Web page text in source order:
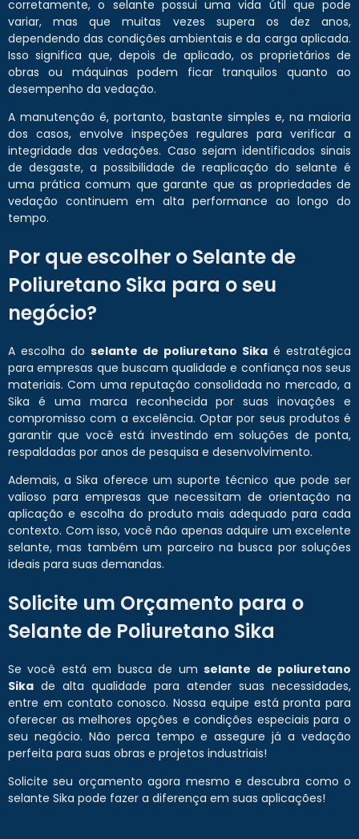
corretamente, o selante possui uma vida útil que pode
variar, mas que muitas vezes supera os dez anos,
dependendo das condições ambientais e da carga aplicada.
Isso significa que, depois de aplicado, os proprietários de
obras ou máquinas podem ficar tranquilos quanto ao
desempenho da vedação.
A manutenção é, portanto, bastante simples e, na maioria
dos casos, envolve inspeções regulares para verificar a
integridade das vedações. Caso sejam identificados sinais
de desgaste, a possibilidade de reaplicação do selante é
uma prática comum que garante que as propriedades de
vedação continuem em alta performance ao longo do
tempo.
Por que escolher o Selante de
Poliuretano Sika para o seu
negócio?
A escolha do selante de poliuretano Sika é estratégica
para empresas que buscam qualidade e confiança nos seus
materiais. Com uma reputação consolidada no mercado, a
Sika é uma marca reconhecida por suas inovações e
compromisso com a excelência. Optar por seus produtos é
garantir que você está investindo em soluções de ponta,
respaldadas por anos de pesquisa e desenvolvimento.
Ademais, a Sika oferece um suporte técnico que pode ser
valioso para empresas que necessitam de orientação na
aplicação e escolha do produto mais adequado para cada
contexto. Com isso, você não apenas adquire um excelente
selante, mas também um parceiro na busca por soluções
ideais para suas demandas.
Solicite um Orçamento para o
Selante de Poliuretano Sika
Se você está em busca de umselante de poliuretano
Sika de alta qualidade para atender suas necessidades,
entre em contato conosco. Nossa equipe está pronta para
oferecer as melhores opções e condições especiais para o
seu negócio. Não perca tempo e assegure já a vedação
perfeita para suas obras e projetos industriais!
Solicite seu orçamento agora mesmo e descubra como o
selante Sika pode fazer a diferença em suas aplicações!